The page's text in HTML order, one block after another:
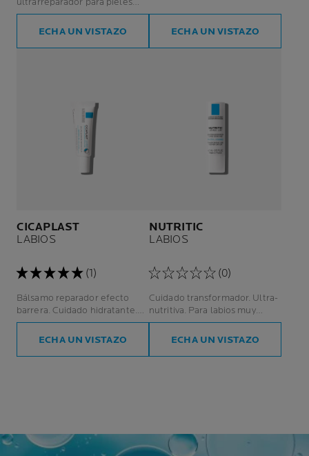
irritadas o fragilizadas.
ECHA UN VISTAZO
ECHA UN VISTAZO
CICAPLAST
LABIOS
(1)
Bálsamo reparador efecto
barrera. Cuidado hidratante.
Labios/zonas irritadas.
ECHA UN VISTAZO
NUTRITIC
LABIOS
(0)
Cuidado transformador. Ultra-
nutritiva. Para labios muy
secos.
ECHA UN VISTAZO